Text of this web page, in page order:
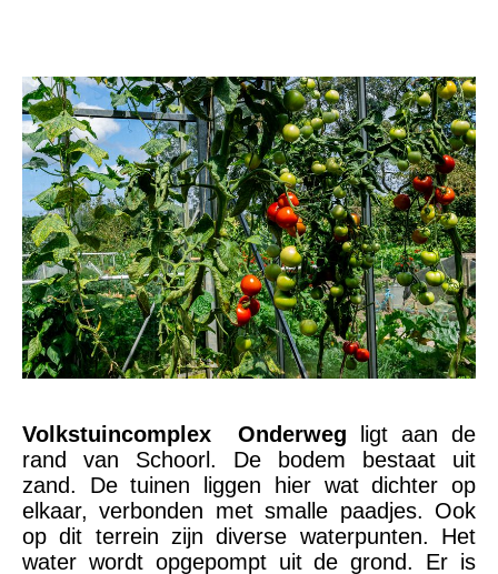
Volkstuincomplex Onderweg ligt aan de
rand van Schoorl. De bodem bestaat uit
zand. De tuinen liggen hier wat dichter op
elkaar, verbonden met smalle paadjes. Ook
op dit terrein zijn diverse waterpunten. Het
water wordt opgepompt uit de grond. Er is